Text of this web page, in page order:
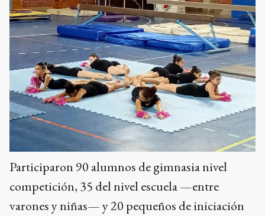
Participaron 90 alumnos de gimnasia nivel
competición, 35 del nivel escuela —entre
varones y niñas— y 20 pequeños de iniciación